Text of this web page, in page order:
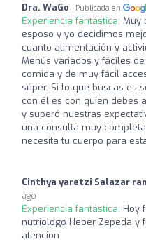
Dra. WaGo Publicada en
Experiencia fantástica: Muy
esposo y yo decidimos
cuanto alimentación y
Menús variados y fáciles
comida y de muy fácil
súper. Si lo que buscas es
con él es con quien debes
y superó nuestras
una consulta muy
necesita tu cuerpo para
Cinthya yaretzi Salazar
ago
Experiencia fantástica: Hoy
nutriologo Heber Zepeda y
atencion